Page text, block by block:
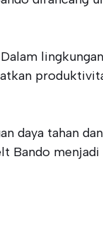
daya tahan